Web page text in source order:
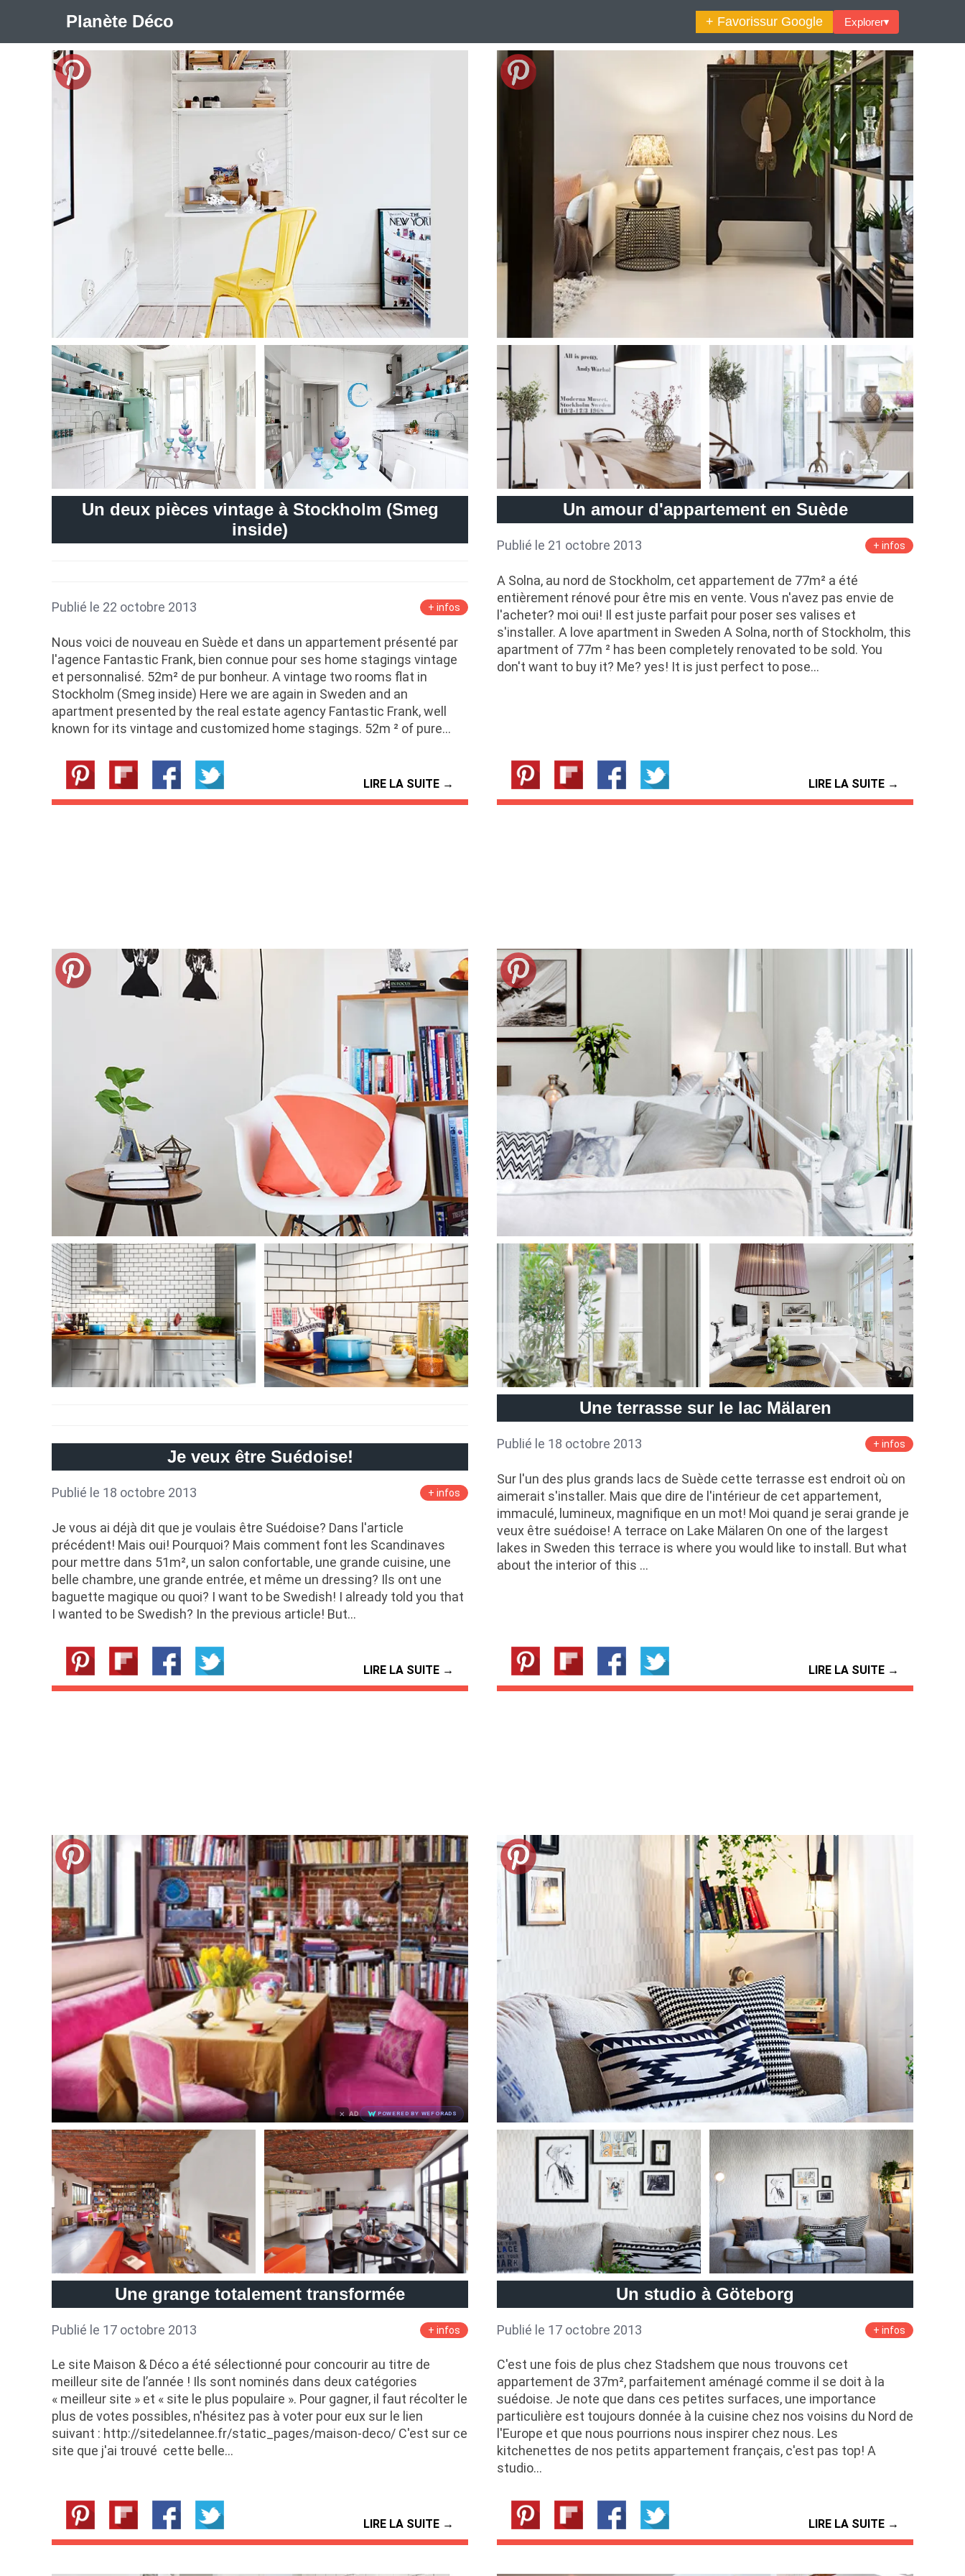
Planète Déco + Favorissur Google Explorer▾
🔍︎ Rechercher
🛍︎ Shop Planète Déco ℹ︎ À propos
La Semaine Décoration Et Design
Maison En Ville
Publi Reportage Tendance Les Trouvailles Déco Du Jour
Maison Appartement Écologique
Maison Container/container House Maison Et Appartement Vintage On Décode La Déco
Piscine
Renovation Revue De Week End
Un deux pièces vintage à Stockholm (Smeg
inside)
Publié le 22 octobre 2013 + infos
Nous voici de nouveau en Suède et dans un appartement présenté par
l'agence Fantastic Frank, bien connue pour ses home stagings vintage
et personnalisé. 52m² de pur bonheur. A vintage two rooms flat in
Stockholm (Smeg inside) Here we are again in Sweden and an
apartment presented by the real estate agency Fantastic Frank, well
known for its vintage and customized home stagings. 52m ² of pure…
LIRE LA SUITE →
Un amour d'appartement en Suède
Publié le 21 octobre 2013 + infos
A Solna, au nord de Stockholm, cet appartement de 77m² a été
entièrement rénové pour être mis en vente. Vous n'avez pas envie de
l'acheter? moi oui! Il est juste parfait pour poser ses valises et
s'installer. A love apartment in Sweden A Solna, north of Stockholm, this
apartment of 77m ² has been completely renovated to be sold. You
don't want to buy it? Me? yes! It is just perfect to pose…
LIRE LA SUITE →
Je veux être Suédoise!
Publié le 18 octobre 2013 + infos
Je vous ai déjà dit que je voulais être Suédoise? Dans l'article
précédent! Mais oui! Pourquoi? Mais comment font les Scandinaves
pour mettre dans 51m², un salon confortable, une grande cuisine, une
belle chambre, une grande entrée, et même un dressing? Ils ont une
baguette magique ou quoi? I want to be Swedish! I already told you that
I wanted to be Swedish? In the previous article! But…
LIRE LA SUITE →
Une terrasse sur le lac Mälaren
Publié le 18 octobre 2013 + infos
Sur l'un des plus grands lacs de Suède cette terrasse est endroit où on
aimerait s'installer. Mais que dire de l'intérieur de cet appartement,
immaculé, lumineux, magnifique en un mot! Moi quand je serai grande je
veux être suédoise! A terrace on Lake Mälaren On one of the largest
lakes in Sweden this terrace is where you would like to install. But what
about the interior of this …
LIRE LA SUITE →
× AD POWERED BY WEFORADS
Une grange totalement transformée
Publié le 17 octobre 2013 + infos
Le site Maison & Déco a été sélectionné pour concourir au titre de
meilleur site de l’année ! Ils sont nominés dans deux catégories
« meilleur site » et « site le plus populaire ». Pour gagner, il faut récolter le
plus de votes possibles, n'hésitez pas à voter pour eux sur le lien
suivant : http://sitedelannee.fr/static_pages/maison-deco/ C'est sur ce
site que j'ai trouvé cette belle…
LIRE LA SUITE →
Un studio à Göteborg
Publié le 17 octobre 2013 + infos
C'est une fois de plus chez Stadshem que nous trouvons cet
appartement de 37m², parfaitement aménagé comme il se doit à la
suédoise. Je note que dans ces petites surfaces, une importance
particulière est toujours donnée à la cuisine chez nos voisins du Nord de
l'Europe et que nous pourrions nous inspirer chez nous. Les
kitchenettes de nos petits appartement français, c'est pas top! A
studio…
LIRE LA SUITE →